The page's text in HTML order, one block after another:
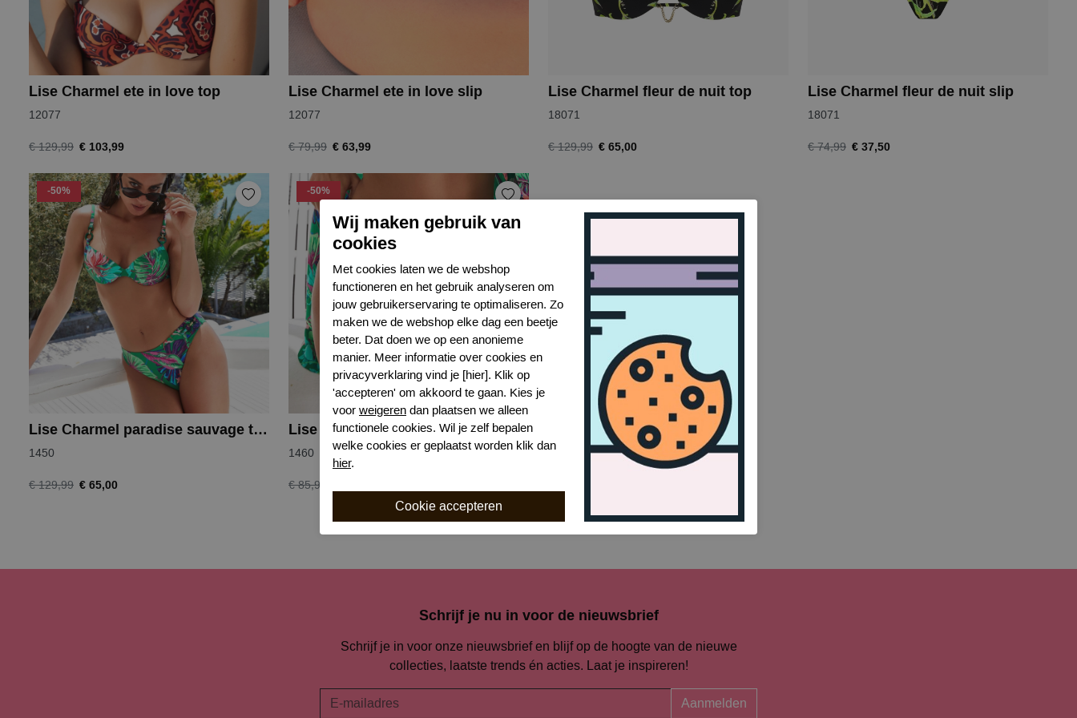
Lise Charmel ete in love top
12077
€ 129,99 € 103,99
Lise Charmel ete in love slip
12077
€ 79,99 € 63,99
Lise Charmel fleur de nuit top
18071
€ 129,99 € 65,00
Lise Charmel fleur de nuit slip
18071
€ 74,99 € 37,50
-50%
Lise Charmel paradise sauvage top
1450
€ 129,99 € 65,00
-50%
Lise Charmel paradise sauvage slip
1460
€ 85,99
Schrijf je nu in voor de nieuwsbrief
Schrijf je in voor onze nieuwsbrief en blijf op de hoogte van de nieuwe
collecties, laatste trends én acties. Laat je inspireren!
Aanmelden
Wij maken gebruik van
cookies
Met cookies laten we de webshop
functioneren en het gebruik analyseren om
jouw gebruikerservaring te optimaliseren. Zo
maken we de webshop elke dag een beetje
beter. Dat doen we op een anonieme
manier. Meer informatie over cookies en
privacyverklaring vind je [hier]. Klik op
'accepteren' om akkoord te gaan. Kies je
voor weigeren dan plaatsen we alleen
functionele cookies. Wil je zelf bepalen
welke cookies er geplaatst worden klik dan
hier.